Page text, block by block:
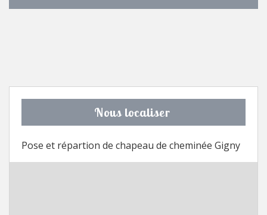
Nous localiser
Pose et répartion de chapeau de cheminée Gigny